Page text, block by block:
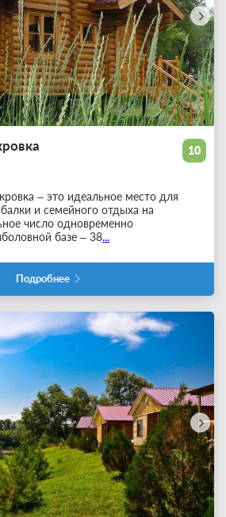
10
– это идеальное место для
и семейного отдыха на
число одновременно
базе – 38...
Подробнее